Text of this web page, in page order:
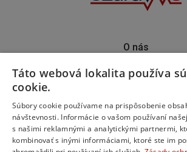
O nás
Predplatné
Podporte nás
Táto webová lokalita používa
cookie.
Súbory cookie používame na prispôsobenie
návštevnosti. Informácie o vašom používaní
s našimi reklamnými a analytickými partnermi,
kombinovať s inými informáciami, ktoré ste im